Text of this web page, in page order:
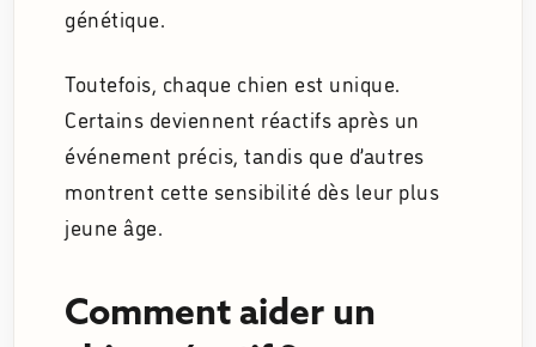
génétique.
Toutefois, chaque chien est unique.
Certains deviennent réactifs après un
événement précis, tandis que d’autres
montrent cette sensibilité dès leur plus
jeune âge.
Comment aider un